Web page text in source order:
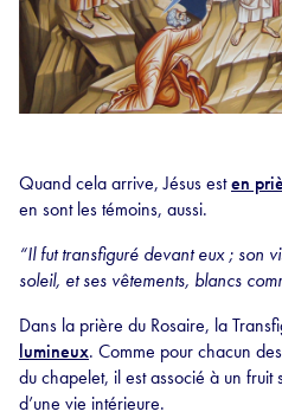
Quand cela arrive, Jésus esten
en sont les témoins, aussi.
“Il fut transfiguré devant eux ; son
soleil, et ses vêtements, blancs
Dans la prière du Rosaire, la
lumineux. Comme pour chacun
du chapelet, il est associé à un
d’une vie intérieure.